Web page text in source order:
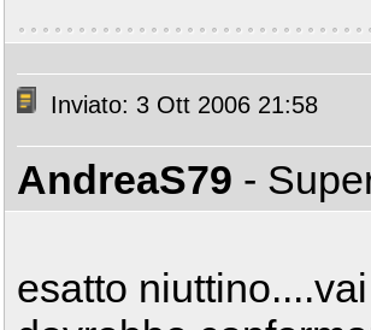
Inviato: 3 Ott 2006 21:58
AndreaS79 -
esatto